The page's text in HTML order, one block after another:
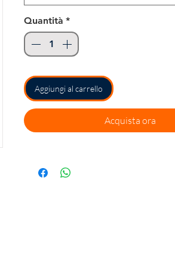
Quantità *
Aggiungi al carrello
Acquista ora